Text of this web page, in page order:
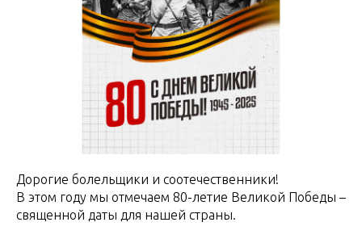
Дорогие болельщики и соотечественники!
В этом году мы отмечаем 80-летие Великой Победы –
священной даты для нашей страны.